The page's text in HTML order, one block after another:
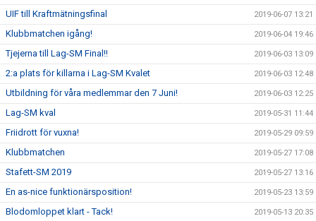
UIF till Kraftmätningsfinal 2019-06-07 13:21
Klubbmatchen igång! 2019-06-04 19:46
Tjejerna till Lag-SM Final!! 2019-06-03 13:09
2:a plats för killarna i Lag-SM Kvalet 2019-06-03 12:48
Utbildning för våra medlemmar den 7 Juni! 2019-06-03 12:25
Lag-SM kval 2019-05-31 11:44
Friidrott för vuxna! 2019-05-29 09:59
Klubbmatchen 2019-05-27 17:08
Stafett-SM 2019 2019-05-27 13:16
En as-nice funktionärsposition! 2019-05-23 13:59
Blodomloppet klart - Tack! 2019-05-13 20:35